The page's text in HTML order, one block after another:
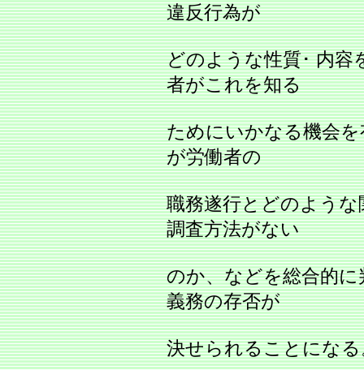
違反行為が
どのような性質･ 内容
者がこれを知る
ためにいかなる機会
が労働者の
職務遂行とどのよう
調査方法がない
のか、などを総合的
義務の存否が
決せられることになる